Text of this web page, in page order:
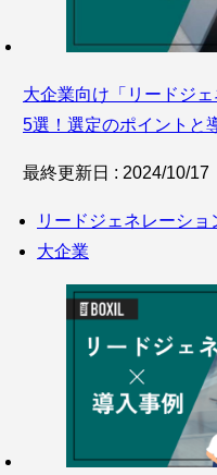
大企業向け「リードジ
5選！選定のポイントと
最終更新日 : 2024/10/17
リードジェネレーショ
大企業